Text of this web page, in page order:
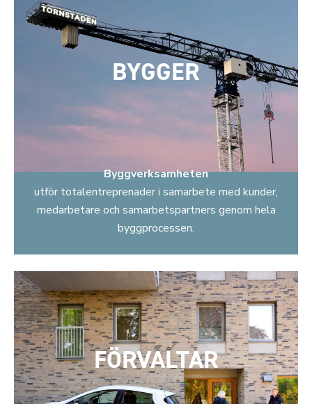
BYGGER
Byggverksamheten
utför totalentreprenader i samarbete med kunder,
medarbetare och samarbetspartners genom hela
byggprocessen.
FÖRVALTAR